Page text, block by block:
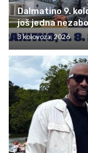
Dalmatino 9.
još jedna
3 kolovoza, 2026